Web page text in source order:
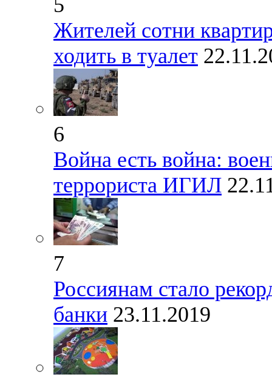
5
Жителей сотни
ходить в туалет
6
Война есть война:
террориста ИГИЛ
7
Россиянам стало
банки 23.11.2019